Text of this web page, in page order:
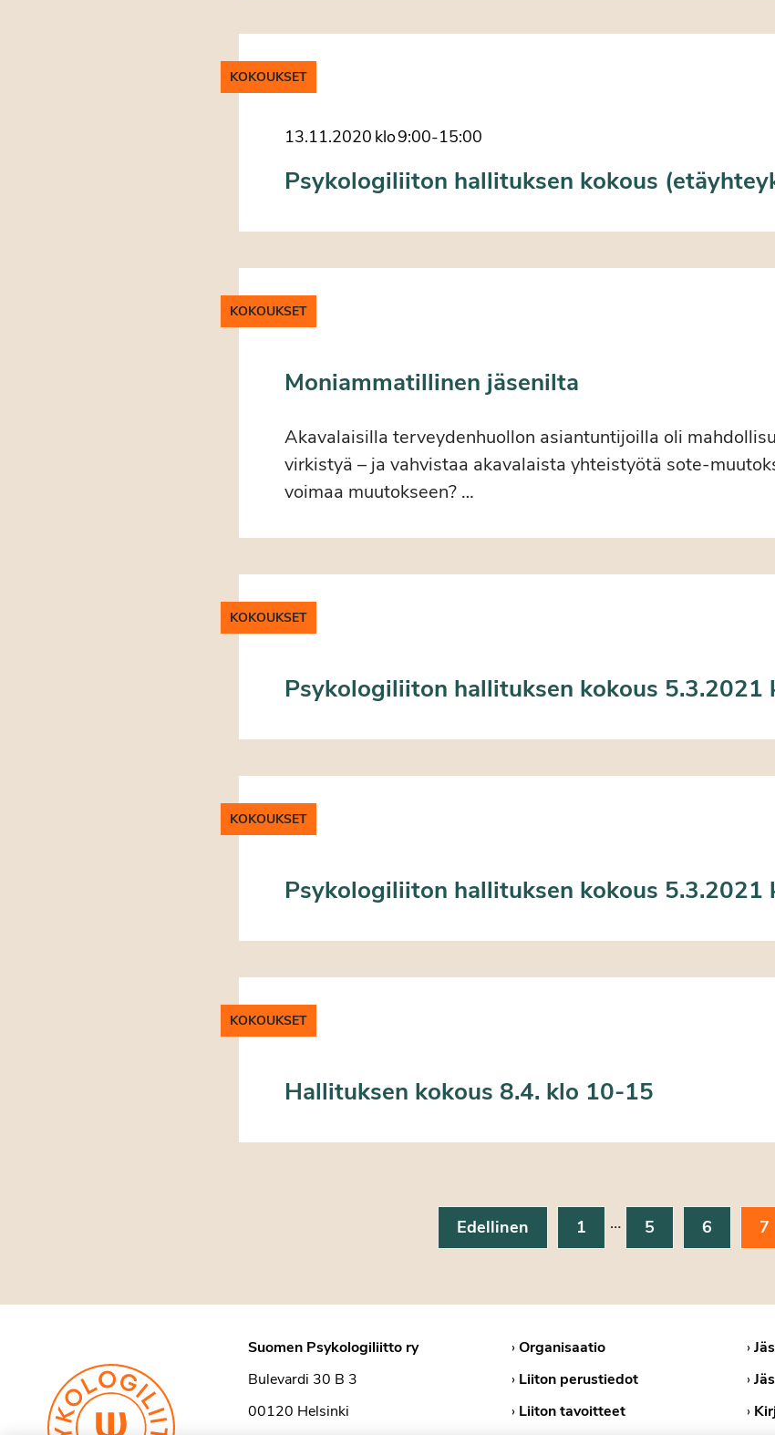
KOKOUKSET
13.11.2020 klo9:00-15:00
Psykologiliiton hallituksen kokous
KOKOUKSET
Moniammatillinen jäsenilta
Akavalaisilla terveydenhuollon asiantuntijoilla oli
virkistyä – ja vahvistaa akavalaista yhteistyötä sote-
voimaa muutokseen? …
KOKOUKSET
Psykologiliiton hallituksen kokous 5.3.2021
KOKOUKSET
Psykologiliiton hallituksen kokous 5.3.2021
KOKOUKSET
Hallituksen kokous 8.4. klo 10-15
Edellinen 1 … 5 6 7
Suomen Psykologiliitto ry
Bulevardi 30 B 3
00120 Helsinki
›Organisaatio
› Liiton perustiedot
› Liiton tavoitteet
›
›
›